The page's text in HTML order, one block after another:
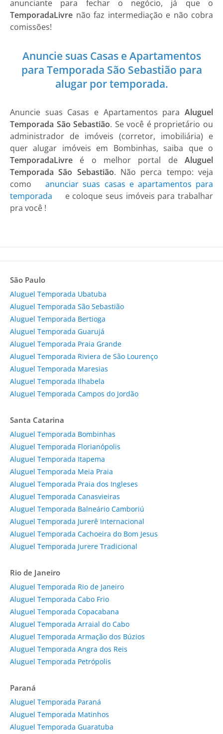
anunciante para fechar o negócio, já que o
TemporadaLivre não faz intermediação e não cobra
comissões!
Anuncie suas Casas e Apartamentos
para Temporada São Sebastião para
alugar por temporada.
Anuncie suas Casas e Apartamentos paraAluguel
Temporada São Sebastião. Se você é proprietário ou
administrador de imóveis (corretor, imobiliária) e
quer alugar imóveis em Bombinhas, saiba que o
TemporadaLivre é o melhor portal de Aluguel
Temporada São Sebastião. Não perca tempo: veja
como
anunciar suas casas e apartamentos para
temporada
e coloque seus imóveis para trabalhar
pra você !
São Paulo
Aluguel Temporada Ubatuba
Aluguel Temporada São Sebastião
Aluguel Temporada Bertioga
Aluguel Temporada Guarujá
Aluguel Temporada Praia Grande
Aluguel Temporada Riviera de São Lourenço
Aluguel Temporada Maresias
Aluguel Temporada Ilhabela
Aluguel Temporada Campos do Jordão
Santa Catarina
Aluguel Temporada Bombinhas
Aluguel Temporada Florianópolis
Aluguel Temporada Itapema
Aluguel Temporada Meia Praia
Aluguel Temporada Praia dos Ingleses
Aluguel Temporada Canasvieiras
Aluguel Temporada Balneário Camboriú
Aluguel Temporada Jurerê Internacional
Aluguel Temporada Cachoeira do Bom Jesus
Aluguel Temporada Jurere Tradicional
Rio de Janeiro
Aluguel Temporada Rio de Janeiro
Aluguel Temporada Cabo Frio
Aluguel Temporada Copacabana
Aluguel Temporada Arraial do Cabo
Aluguel Temporada Armação dos Búzios
Aluguel Temporada Angra dos Reis
Aluguel Temporada Petrópolis
Paraná
Aluguel Temporada Paraná
Aluguel Temporada Matinhos
Aluguel Temporada Guaratuba